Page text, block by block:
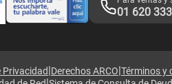
01 620
Privacidad|Derechos ARCO|Términos y